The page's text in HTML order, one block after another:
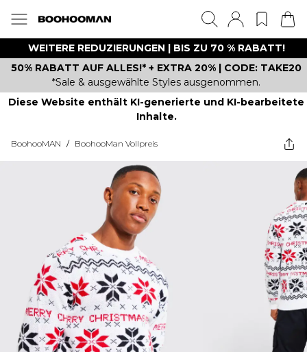
WEITERE REDUZIERUNGEN | BIS ZU 70 % RABATT!
50% RABATT AUF ALLES!* + EXTRA 20% | CODE: TAKE20
*Sale & ausgewählte Styles ausgenommen.
Diese Website enthält KI-generierte und KI-bearbeitete
Inhalte.
BoohooMAN / BoohooMan Vollpreis